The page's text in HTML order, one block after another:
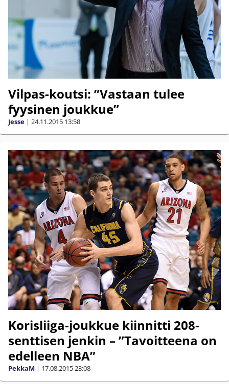
Vilpas-koutsi: ”Vastaan tulee
fyysinen joukkue”
Jesse | 24.11.2015 13:58
Korisliiga-joukkue kiinnitti 208-
senttisen jenkin – ”Tavoitteena on
edelleen NBA”
PekkaM | 17.08.201523:08